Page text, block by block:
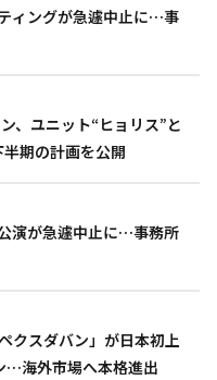
ィングが急遽中止に…事
、ユニット“ヒョリス”と
期の計画を公開
演が急遽中止に…事務所
クスダバン」が日本初上
…海外市場へ本格進出